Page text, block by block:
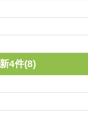
4件(8)